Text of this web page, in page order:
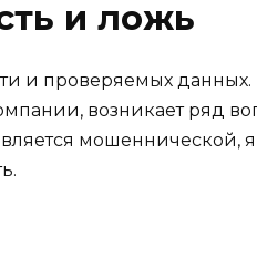
и ложь
и проверяемых данных.
возникает ряд
мошеннической,